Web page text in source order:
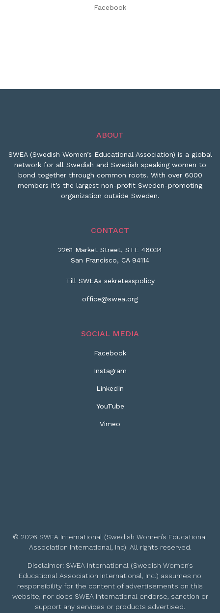
Facebook
ABOUT
SWEA (Swedish Women’s Educational Association) is a global
network for all Swedish and Swedish speaking women to
bond together through common roots. With over 6000
members it’s the largest non-profit Sweden-promoting
organization outside Sweden.
CONTACT
2261 Market Street, STE 46034
San Francisco, CA 94114
Till SWEAs sekretesspolicy
office@swea.org
SOCIAL MEDIA
Facebook
Instagram
LinkedIn
YouTube
Vimeo
© 2026 SWEA International (Swedish Women’s Educational
Association International, Inc). All rights reserved.
Disclaimer: SWEA International (Swedish Women’s
Educational Association International, Inc.) assumes no
responsibility for the content of advertisements on this
website, nor does SWEA International endorse, sanction or
support any services or products advertised.